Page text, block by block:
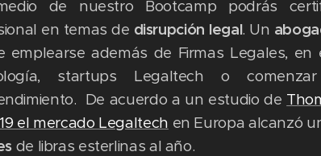
de nuestro Bootcamp podrás
en temas de disrupción legal. Un
emplearse además de Firmas Legales, en
startups Legaltech o
De acuerdo a un estudio de
el mercado Legaltech en Europa alcanzó
de libras esterlinas al año.